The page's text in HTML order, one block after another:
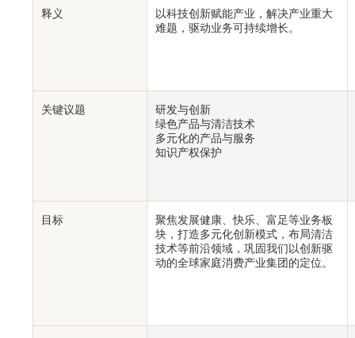
释义
以科技创新赋能产业，解决产业重大
难题，驱动业务可持续增长。
关键议题
研发与创新
绿色产品与清洁技术
多元化的产品与服务
知识产权保护
目标
聚焦发展健康、快乐、富足等业务板
块，打造多元化创新模式，布局清洁
技术等前沿领域，巩固我们以创新驱
动的全球家庭消费产业集团的定位。